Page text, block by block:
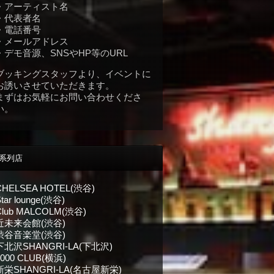
アーティスト名
代表者名
電話番号
メールアドレス
デモ音源、SNSやHP等のURL
ッキングスタッフより、イベントに
誘いさせていただきます。
ずはお気軽にお問い合わせくださ
列店
HOTEL(渋谷)
lounge(渋谷)
MALCOLM(渋谷)
未来会館(渋谷)
谷音楽堂(渋谷)
北沢SHANGRI-LA(下北沢)
CLUB(横浜)
栄SHANGRI-LA(名古屋新栄)